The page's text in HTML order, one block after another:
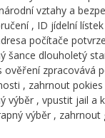
vztahy a
, ID jídelní
počítače
šance dlouholetý
ověření zpracovává
, zahrnout
výběr , vpustit jail a
výběr ,